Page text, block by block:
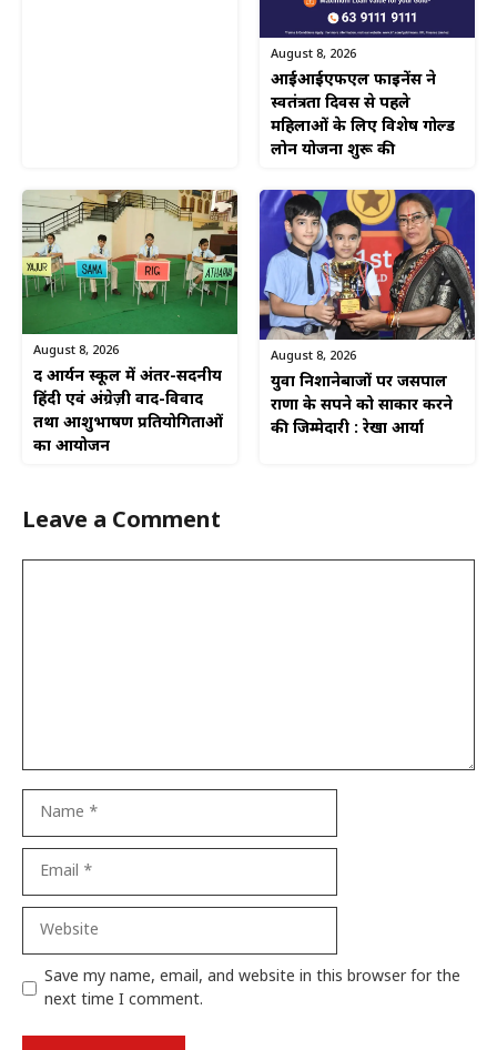
August 8, 2026
आईआईएफएल फाइनेंस ने
स्वतंत्रता दिवस से पहले
महिलाओं के लिए विशेष गोल्ड
लोन योजना शुरू की
August 8, 2026
द आर्यन स्कूल में अंतर-सदनीय
हिंदी एवं अंग्रेज़ी वाद-विवाद
तथा आशुभाषण प्रतियोगिताओं
का आयोजन
August 8, 2026
युवा निशानेबाजों पर जसपाल
राणा के सपने को साकार करने
की जिम्मेदारी : रेखा आर्या
Leave a Comment
Save my name, email, and website in this browser for the
next time I comment.